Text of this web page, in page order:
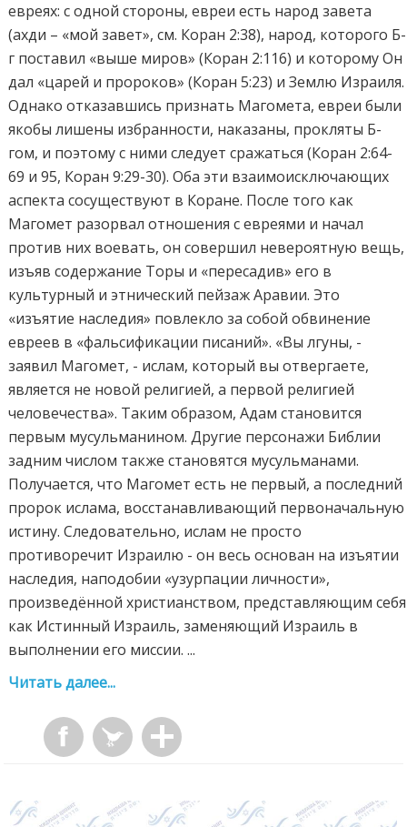
евреях: с одной стороны, евреи есть народ завета
(ахди – «мой завет», см. Коран 2:38), народ, которого Б-
г поставил «выше миров» (Коран 2:116) и которому Он
дал «царей и пророков» (Коран 5:23) и Землю Израиля.
Однако отказавшись признать Магомета, евреи были
якобы лишены избранности, наказаны, прокляты Б-
гом, и поэтому с ними следует сражаться (Коран 2:64-
69 и 95, Коран 9:29-30). Оба эти взаимоисключающих
аспекта сосуществуют в Коране. После того как
Магомет разорвал отношения с евреями и начал
против них воевать, он совершил невероятную вещь,
изъяв содержание Торы и «пересадив» его в
культурный и этнический пейзаж Аравии. Это
«изъятие наследия» повлекло за собой обвинение
евреев в «фальсификации писаний». «Вы лгуны, -
заявил Магомет, - ислам, который вы отвергаете,
является не новой религией, а первой религией
человечества». Таким образом, Адам становится
первым мусульманином. Другие персонажи Библии
задним числом также становятся мусульманами.
Получается, что Магомет есть не первый, а последний
пророк ислама, восстанавливающий первоначальную
истину. Следовательно, ислам не просто
противоречит Израилю - он весь основан на изъятии
наследия, наподобии «узурпации личности»,
произведённой христианством, представляющим себя
как Истинный Израиль, заменяющий Израиль в
выполнении его миссии. ...
Читать далее...